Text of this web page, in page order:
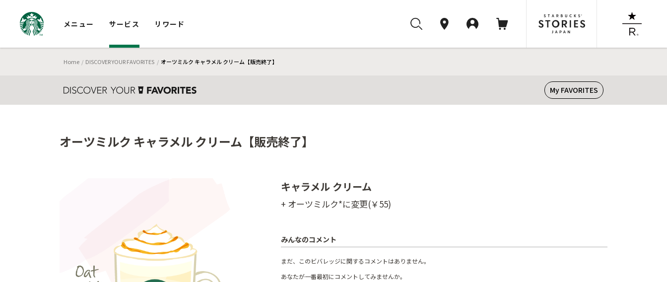
メニュー サービス リワード
Home DISCOVER YOUR FAVORITES オーツミルク キャラメル クリーム【販売終了】
My FAVORITES
オーツミルク キャラメル クリーム【販売終了】
キャラメル クリーム
+ オーツミルク*に変更(￥55)
みんなのコメント
まだ、このビバレッジに関するコメントはありません。
あなたが一番最初にコメントしてみませんか。